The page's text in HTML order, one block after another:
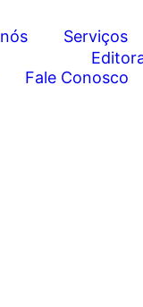
Serviços
Fale Conosco